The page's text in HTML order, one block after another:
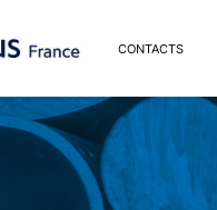
CONTACTS